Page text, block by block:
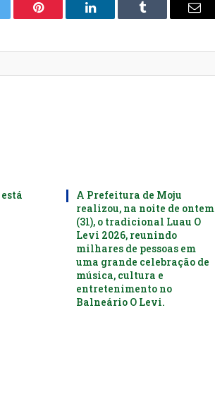
Pinterest LinkedIn Tumblr
E-
A Prefeitura de Moju
realizou, na noite de ontem
(31), o tradicional Luau O
Levi 2026, reunindo
milhares de pessoas em
uma grande celebração de
música, cultura e
entretenimento no
Balneário O Levi.